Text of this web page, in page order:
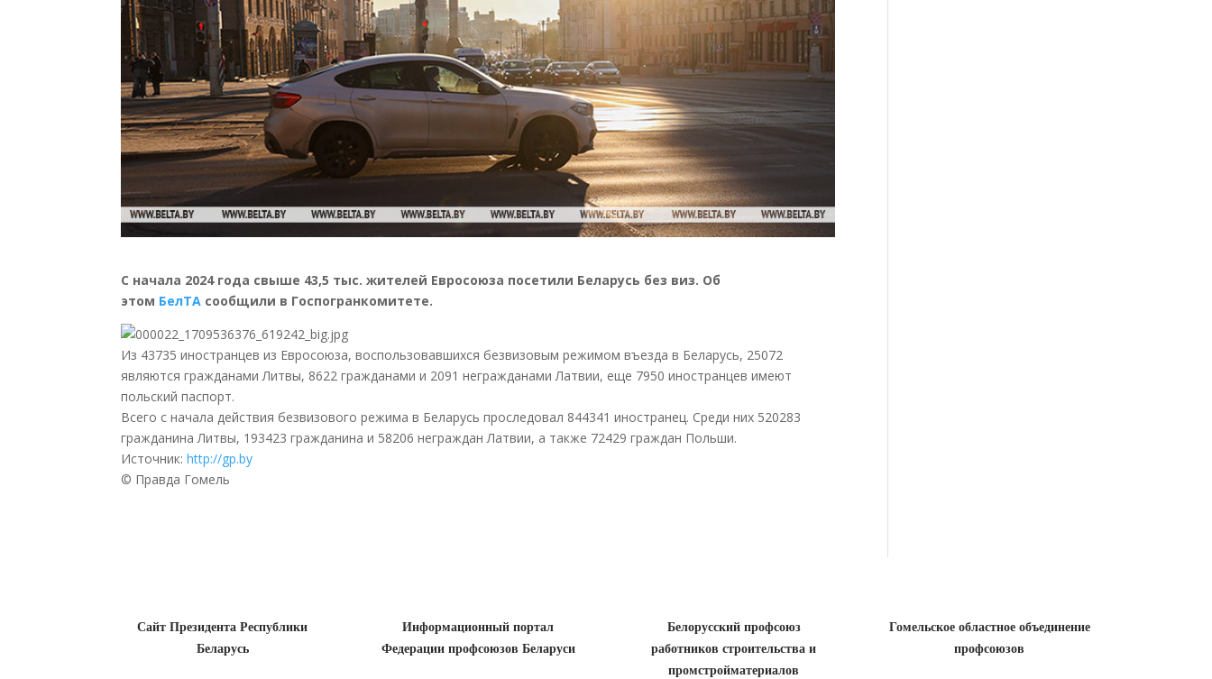
С начала 2024 года свыше 43,5 тыс. жителей Евросоюза посетили Беларусь без виз. Об
этом БелТА сообщили в Госпогранкомитете.
Из 43735 иностранцев из Евросоюза, воспользовавшихся безвизовым режимом въезда в Беларусь, 25072
являются гражданами Литвы, 8622 гражданами и 2091 негражданами Латвии, еще 7950 иностранцев имеют
польский паспорт.
Всего с начала действия безвизового режима в Беларусь проследовал 844341 иностранец. Среди них 520283
гражданина Литвы, 193423 гражданина и 58206 неграждан Латвии, а также 72429 граждан Польши.
Источник:http://gp.by
© Правда Гомель
Сайт Президента Республики
Беларусь
Информационный портал
Федерации профсоюзов Беларуси
Белорусский профсоюз
работников строительства и
промстройматериалов
Гомельское областное объединение
профсоюзов